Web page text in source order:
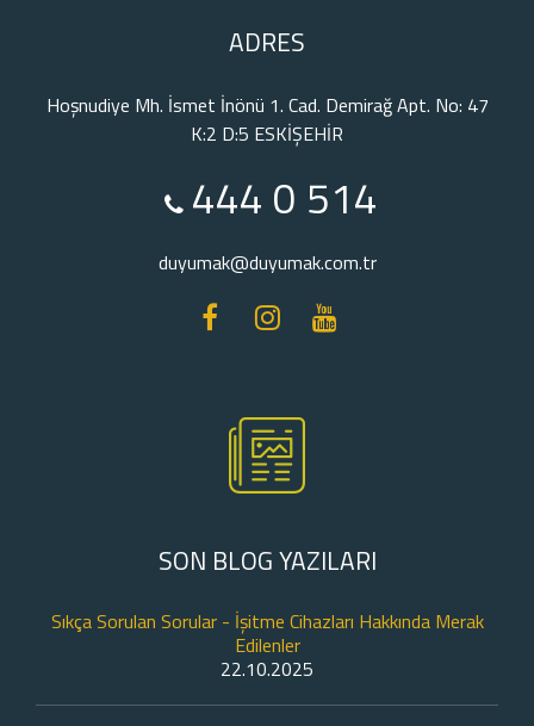
ADRES
Hoşnudiye Mh. İsmet İnönü 1. Cad. Demirağ Apt. No: 47
K:2 D:5 ESKİŞEHİR
444 0 514
duyumak@duyumak.com.tr
SON BLOG YAZILARI
Sıkça Sorulan Sorular - İşitme Cihazları Hakkında Merak
Edilenler
22.10.2025